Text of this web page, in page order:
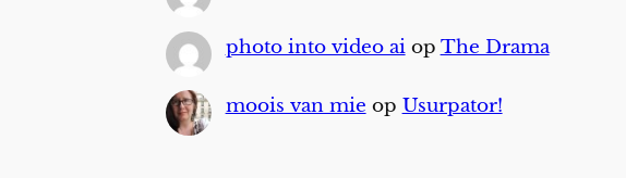
photo into video aiop The Drama
moois van mie op Usurpator!